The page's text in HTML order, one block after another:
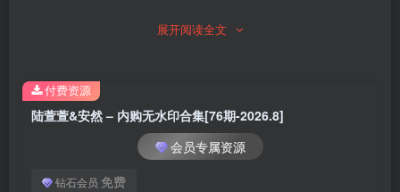
1.70GB]
071.陆萱萱 – 内购无水印 死库水[80P／989MB]
展开阅读全文
陆萱萱&安然 – 内购无水印合集[76期-2026.8]
会员专属资源
钻石会员 免费
付费资源